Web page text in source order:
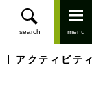
アクティビテ